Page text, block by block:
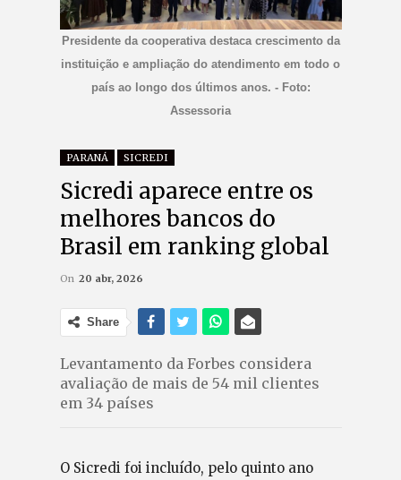
Presidente da cooperativa destaca crescimento da
instituição e ampliação do atendimento em todo o
país ao longo dos últimos anos. - Foto:
Assessoria
PARANÁ SICREDI
Sicredi aparece entre os
melhores bancos do
Brasil em ranking global
On 20 abr, 2026
Share
Levantamento da Forbes considera
avaliação de mais de 54 mil clientes
em 34 países
O Sicredi foi incluído, pelo quinto ano